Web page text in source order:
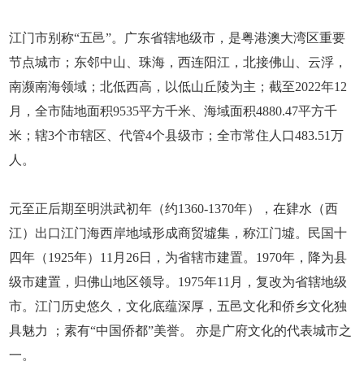
江门市别称“五邑”。广东省辖地级市，是粤港澳大湾区重要
节点城市；东邻中山、珠海，西连阳江，北接佛山、云浮，
南濒南海领域；北低西高，以低山丘陵为主；截至2022年12
月，全市陆地面积9535平方千米、海域面积4880.47平方千
米；辖3个市辖区、代管4个县级市；全市常住人口483.51万
人。
元至正后期至明洪武初年（约1360-1370年），在肄水（西
江）出口江门海西岸地域形成商贸墟集，称江门墟。民国十
四年（1925年）11月26日，为省辖市建置。1970年，降为县
级市建置，归佛山地区领导。1975年11月，复改为省辖地级
市。江门历史悠久，文化底蕴深厚，五邑文化和侨乡文化独
具魅力 ；素有“中国侨都”美誉。 亦是广府文化的代表城市之
一。